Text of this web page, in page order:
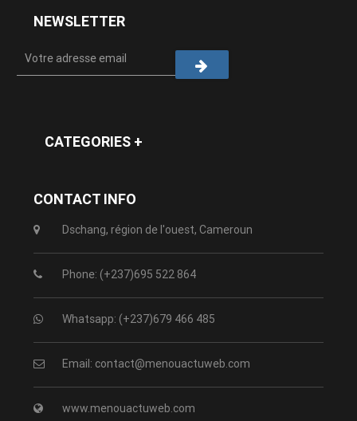
NEWSLETTER
CATEGORIES +
CONTACT INFO
Dschang, région de l'ouest, Cameroun
Phone: (+237)695 522 864
Whatsapp: (+237)679 466 485
Email: contact@menouactuweb.com
www.menouactuweb.com